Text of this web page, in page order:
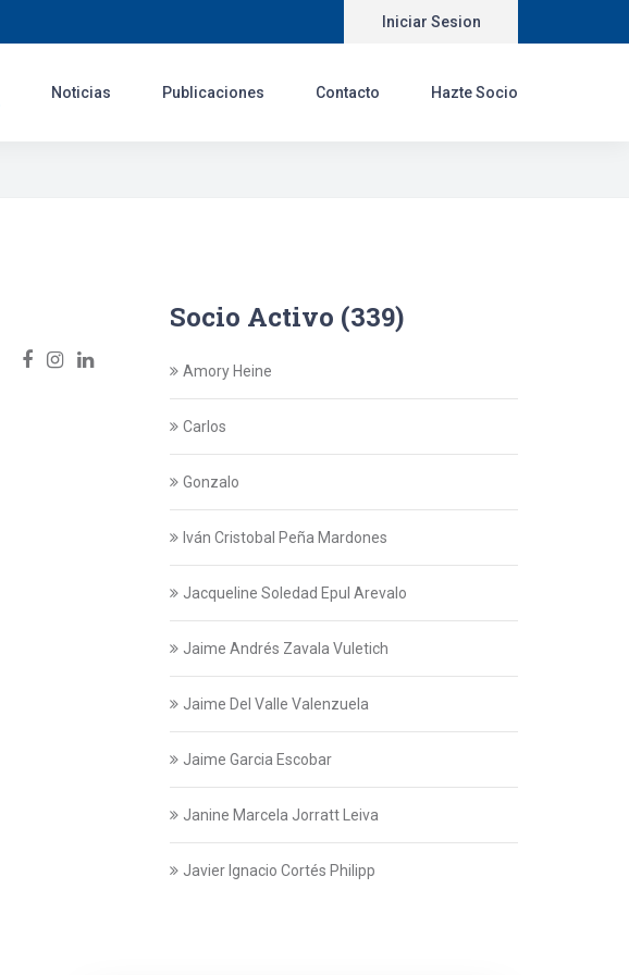
Iniciar Sesion
Noticias Publicaciones Contacto Hazte Socio
Socio Activo (339)
Amory Heine
Carlos
Gonzalo
Iván Cristobal Peña Mardones
Jacqueline Soledad Epul Arevalo
Jaime Andrés Zavala Vuletich
Jaime Del Valle Valenzuela
Jaime Garcia Escobar
Janine Marcela Jorratt Leiva
Javier Ignacio Cortés Philipp